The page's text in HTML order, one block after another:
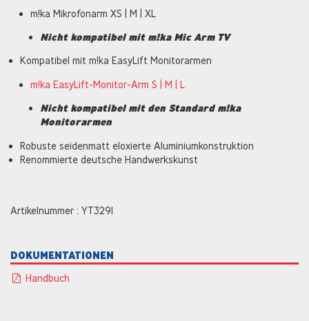
m!ka Mikrofonarm XS | M | XL
Nicht kompatibel mit m!ka Mic Arm TV
Kompatibel mit m!ka EasyLift Monitorarmen
m!ka EasyLift-Monitor-Arm S | M | L
Nicht kompatibel mit den Standard m!ka
Monitorarmen
Robuste seidenmatt eloxierte Aluminiumkonstruktion
Renommierte deutsche Handwerkskunst
Artikelnummer : YT3291
DOKUMENTATIONEN
Handbuch